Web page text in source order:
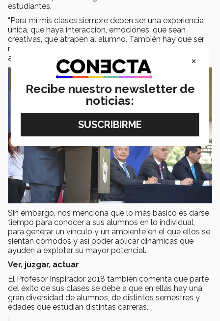
estudiantes.
“Para mí mis clases siempre deben ser una experiencia
única, que haya interacción, emociones, que sean
creativas, que atrapen al alumno. También hay que ser
muy sensible para saber adaptarse a los grupos y si
algo no está funcionando cambiarlo en el momento”.
Sin embargo, nos menciona que lo más básico es darse
tiempo para conocer a sus alumnos en lo individual,
para generar un vínculo y un ambiente en el que ellos se
sientan cómodos y así poder aplicar dinámicas que
ayuden a explotar su mayor potencial.
Ver, juzgar, actuar
El Profesor Inspirador 2018 también comenta que parte
del éxito de sus clases se debe a que en ellas hay una
gran diversidad de alumnos, de distintos semestres y
edades que estudian distintas carreras.
×
Recibe nuestro newsletter de
noticias: